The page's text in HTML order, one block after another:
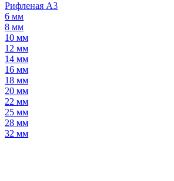
Рифленая А3
6 мм
8 мм
10 мм
12 мм
14 мм
16 мм
18 мм
20 мм
22 мм
25 мм
28 мм
32 мм